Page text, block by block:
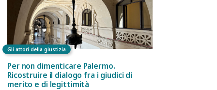
Gli attori della giustizia
Per non dimenticare Palermo.
Ricostruire il dialogo fra i giudici di
merito e di legittimità